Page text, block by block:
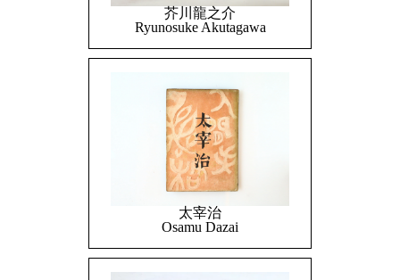
芥川龍之介
Ryunosuke Akutagawa
太宰治
Osamu Dazai